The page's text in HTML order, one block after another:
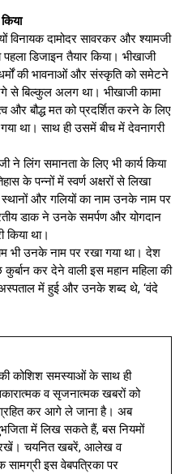
विनायक दामोदर सावरकर और श्यामजी
डिजाइन तैयार किया। भीखाजी
की भावनाओं और संस्कृति को समेटने
से बिल्कुल अलग था। भीखाजी कामा
और बौद्ध मत को प्रदर्शित करने के लिए
था। साथ ही उसमें बीच में देवनागरी
लिंग समानता के लिए भी कार्य किया
के पन्नों में स्वर्ण अक्षरों से लिखा
और गलियों का नाम उनके नाम पर
डाक ने उनके समर्पण और योगदान
था।
भी उनके नाम पर रखा गया था। देश
कर देने वाली इस महान महिला की
में हुई और उनके शब्द थे, ‘वंदे
कोशिश समस्याओं के साथ ही
व सृजनात्मक खबरों को
कर आगे ले जाना है। अब
में लिख सकते हैं, बस नियमों
रखें। चयनित खबरें, आलेख व
सामग्री इस वेबपत्रिका पर